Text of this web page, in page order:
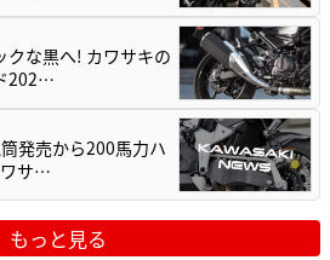
クな黒へ! カワサキの
202…
発売から200馬力ハ
ワサ…
もっと見る